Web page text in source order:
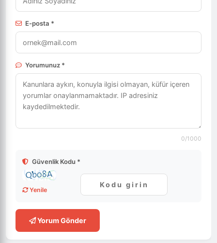
E-posta *
Yorumunuz *
0/1000
Güvenlik Kodu *
Yenile
Yorum Gönder